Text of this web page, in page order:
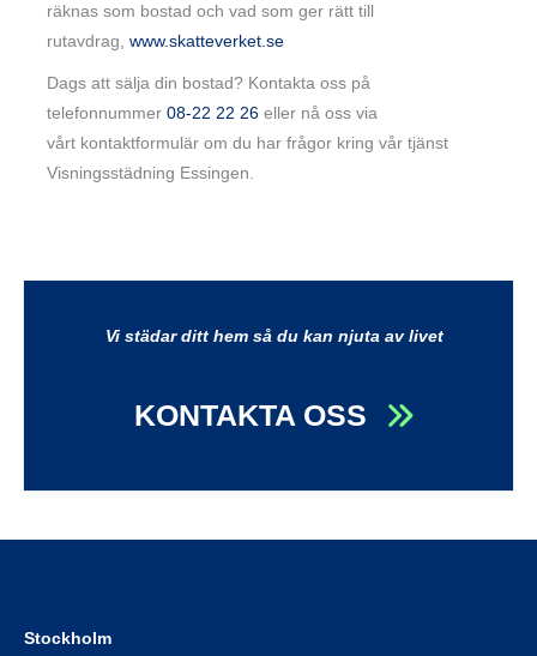
räknas som bostad och vad som ger rätt till
rutavdrag,www.skatteverket.se
Dags att sälja din bostad? Kontakta oss på
telefonnummer08-22 22 26 eller nå oss via
vårt kontaktformulär om du har frågor kring vår tjänst
Visningsstädning Essingen.
Vi städar ditt hem så du kan njuta av livet
KONTAKTA OSS
Stockholm